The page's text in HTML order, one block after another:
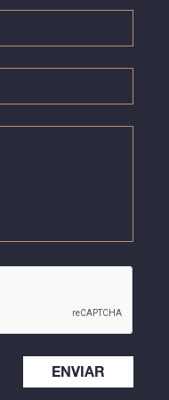
ENVIAR